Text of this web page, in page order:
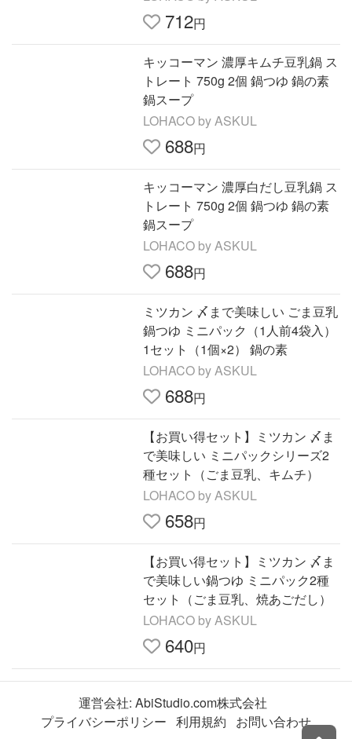
712円
キッコーマン 濃厚キムチ豆乳鍋 ス
トレート 750g 2個 鍋つゆ 鍋の素
鍋スープ
LOHACO by ASKUL
688円
キッコーマン 濃厚白だし豆乳鍋 ス
トレート 750g 2個 鍋つゆ 鍋の素
鍋スープ
LOHACO by ASKUL
688円
ミツカン 〆まで美味しい ごま豆乳
鍋つゆ ミニパック（1人前4袋入）
1セット（1個×2） 鍋の素
LOHACO by ASKUL
688円
【お買い得セット】ミツカン 〆ま
で美味しい ミニパックシリーズ2
種セット（ごま豆乳、キムチ）
LOHACO by ASKUL
658円
【お買い得セット】ミツカン 〆ま
で美味しい鍋つゆ ミニパック2種
セット（ごま豆乳、焼あごだし）
LOHACO by ASKUL
640円
運営会社: AbiStudio.com株式会社
プライバシーポリシー 利用規約 お問い合わせ